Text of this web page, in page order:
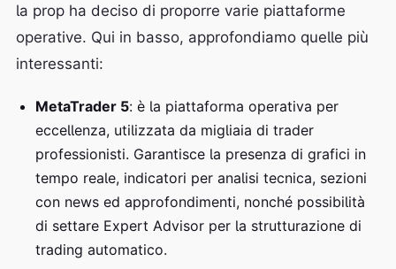
la prop ha deciso di proporre varie piattaforme
operative. Qui in basso, approfondiamo quelle più
interessanti:
MetaTrader 5: è la piattaforma operativa per
eccellenza, utilizzata da migliaia di trader
professionisti. Garantisce la presenza di grafici in
tempo reale, indicatori per analisi tecnica, sezioni
con news ed approfondimenti, nonché possibilità
di settare Expert Advisor per la strutturazione di
trading automatico.